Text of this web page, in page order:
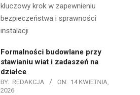
kluczowy krok w zapewnieniu
bezpieczeństwa i sprawności
instalacji
Formalności budowlane przy
stawianiu wiat i zadaszeń na
działce
BY: REDAKCJA ON: 14 KWIETNIA,
2026